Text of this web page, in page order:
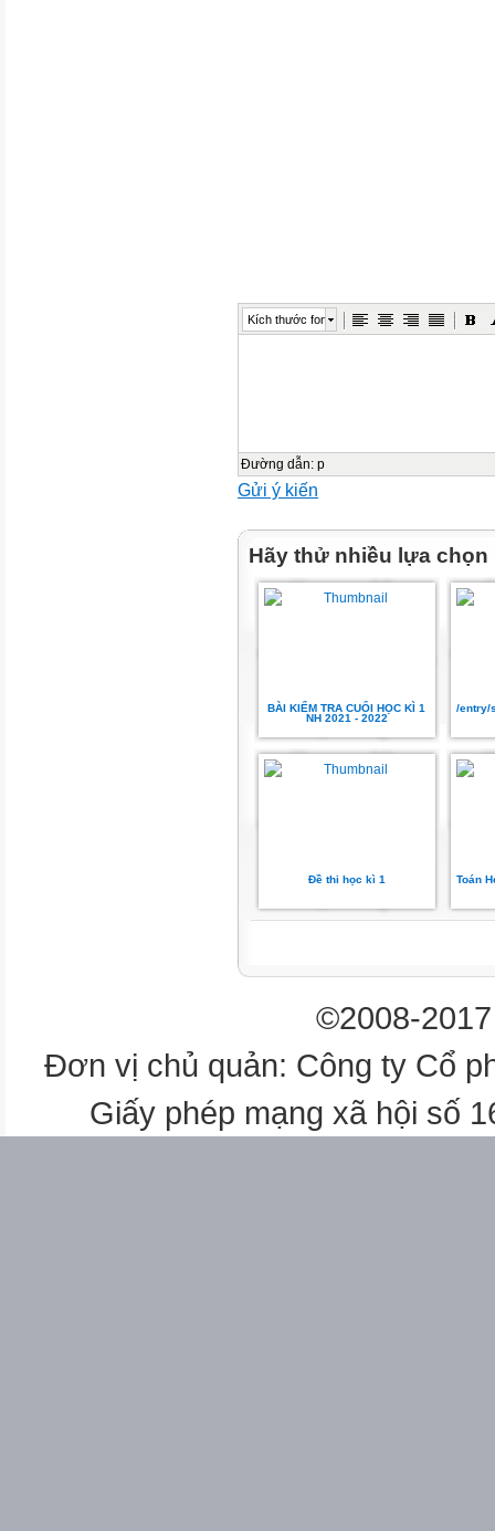
Kích thước font
Đường dẫn: p
Gửi ý kiến
Hãy thử nhiều lựa chọn
BÀI KIỂM TRA CUỐI HỌC KÌ 1
NH 2021 - 2022
/entry/
Đề thi học kì 1 Toán
©2008-
Đơn vị chủ quản: Công ty Cổ
Giấy phép mạng xã hội số